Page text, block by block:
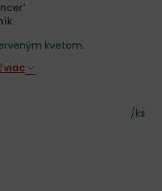
kvetom.
viac
Cena
/ks